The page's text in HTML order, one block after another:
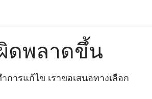
ดพลาดขึ้น
การแก้ไข เราขอเสนอทางเลือก